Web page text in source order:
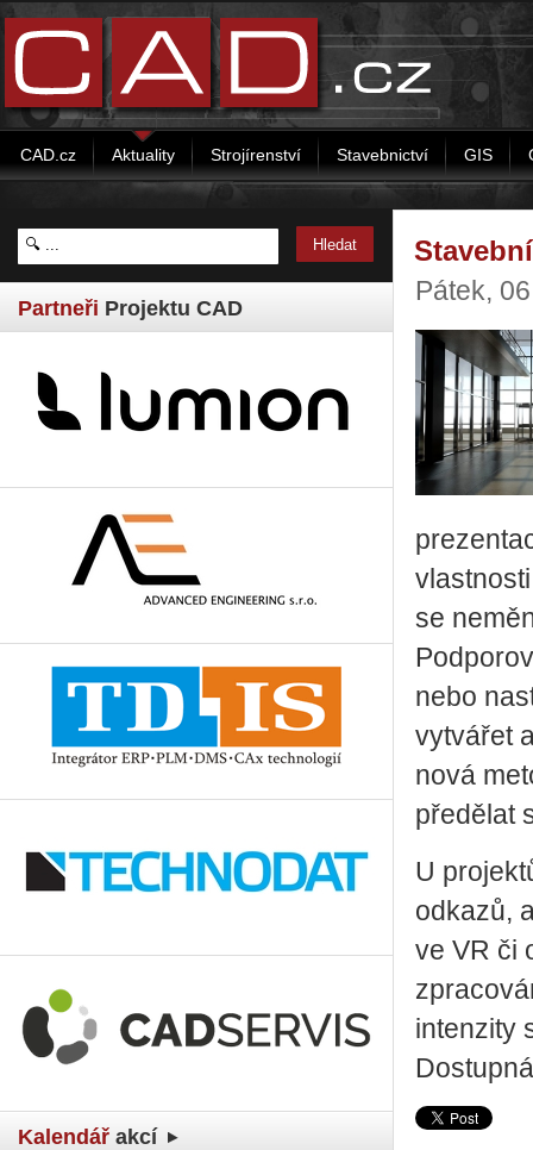
CAD.cz Aktuality Strojírenství Stavebnictví GIS
Partneři Projektu CAD
Kalendář akcí
Pátek,
se
nebo
vytvářet
nová
předělat
U
odkazů,
ve VR či
intenzity